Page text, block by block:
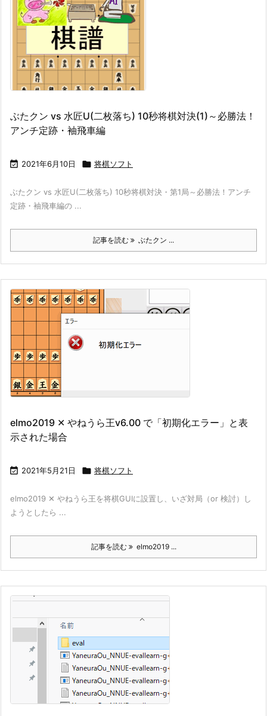
ぶたクン vs 水匠U(二枚落ち) 10秒将棋対決(1)～必勝法！
アンチ定跡・袖飛車編
 2021年6月10日  将棋ソフト
ぶたクン vs 水匠U(二枚落ち) 10秒将棋対決・第1局～必勝法！アンチ
定跡・袖飛車編の ...
記事を読む ぶたクン ...
elmo2019 ✕ やねうら王v6.00 で「初期化エラー」と表
示された場合
 2021年5月21日  将棋ソフト
elmo2019 ✕ やねうら王を将棋GUIに設置し、いざ対局（or 検討）し
ようとしたら ...
記事を読む elmo2019 ...